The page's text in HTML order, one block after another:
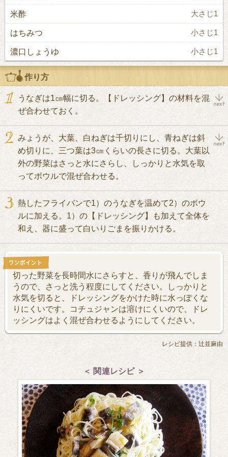
米酢 大さじ1
はちみつ 小さじ1
濃口しょうゆ 小さじ1
作り方
うなぎは1㎝幅に切る。【ドレッシング】の材料を混
ぜ合わせておく。
みょうが、大葉、白ねぎは千切りにし、青ねぎは斜
め切りに、三つ葉は3㎝くらいの長さに切る。大葉以
外の野菜はさっと水にさらし、しっかりと水気を取
ってボウルで混ぜ合わせる。
熱したフライパンで1）のうなぎを温めて2）のボウ
ルに加える。1）の【ドレッシング】も加えて全体を
和え、器に盛って白いりごまを振りかける。
切った野菜を長時間水にさらすと、香りが飛んでしま
うので、さっと洗う程度にしてください。しっかりと
水気を切ると、ドレッシングをかけた時に水っぽくな
りにくいです。コチュジャンは溶けにくいので、ドレ
ッシングはよく混ぜ合わせるようにしてください。
レシピ提供：辻並麻由
＜ 関連レシピ ＞